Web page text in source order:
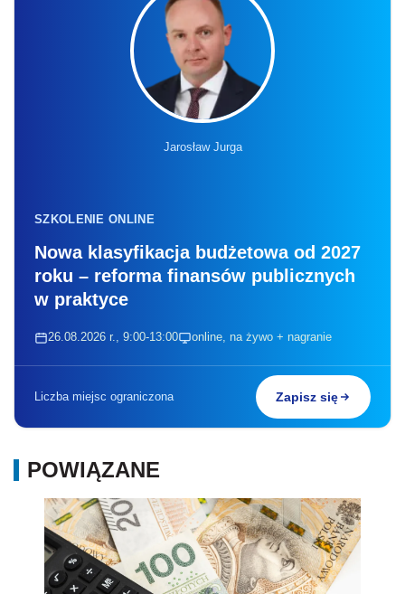
Jarosław Jurga
SZKOLENIE ONLINE
Nowa klasyfikacja budżetowa od 2027
roku – reforma finansów publicznych
w praktyce
26.08.2026 r., 9:00-13:00 online, na żywo + nagranie
Liczba miejsc ograniczona Zapisz się
POWIĄZANE